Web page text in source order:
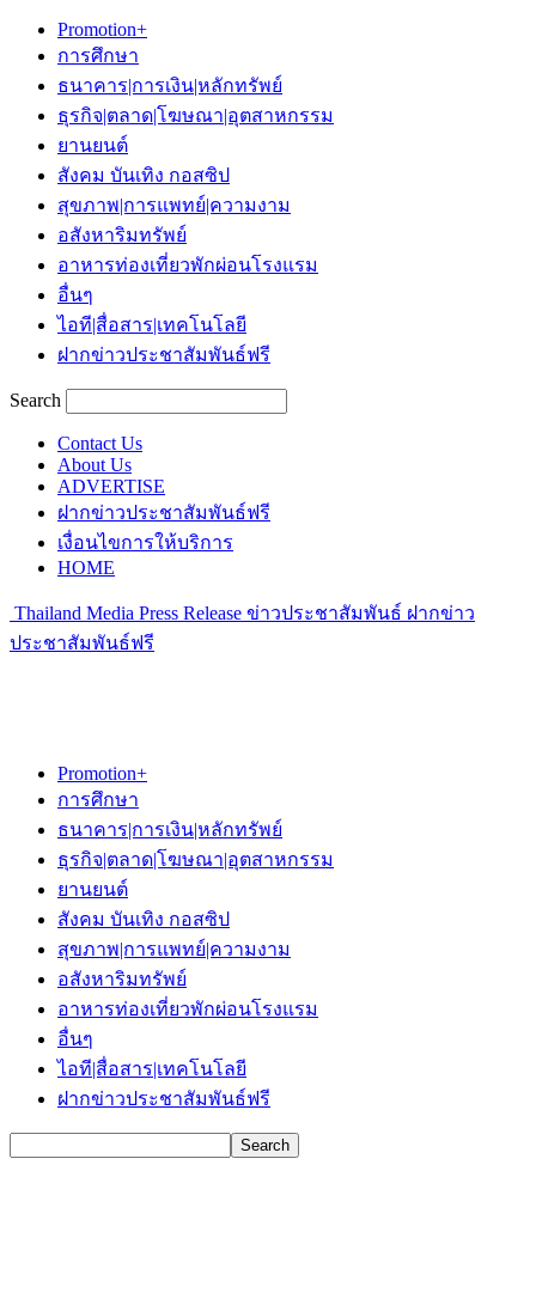
Promotion+
การศึกษา
ธนาคาร|การเงิน|หลักทรัพย์
ธุรกิจ|ตลาด|โฆษณา|อุตสาหกรรม
ยานยนต์
สังคม บันเทิง กอสซิป
สุขภาพ|การแพทย์|ความงาม
อสังหาริมทรัพย์
อาหารท่องเที่ยวพักผ่อนโรงแรม
อื่นๆ
ไอที|สื่อสาร|เทคโนโลยี
ฝากข่าวประชาสัมพันธ์ฟรี
Search
Contact Us
About Us
ADVERTISE
ฝากข่าวประชาสัมพันธ์ฟรี
เงื่อนไขการให้บริการ
HOME
Thailand Media Press Release ข่าวประชาสัมพันธ์ ฝากข่าว
ประชาสัมพันธ์ฟรี
Promotion+
การศึกษา
ธนาคาร|การเงิน|หลักทรัพย์
ธุรกิจ|ตลาด|โฆษณา|อุตสาหกรรม
ยานยนต์
สังคม บันเทิง กอสซิป
สุขภาพ|การแพทย์|ความงาม
อสังหาริมทรัพย์
อาหารท่องเที่ยวพักผ่อนโรงแรม
อื่นๆ
ไอที|สื่อสาร|เทคโนโลยี
ฝากข่าวประชาสัมพันธ์ฟรี